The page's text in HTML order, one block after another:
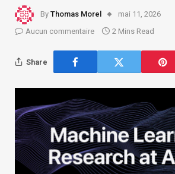
By Thomas Morel
mai 11, 2026
Aucun commentaire
2 Mins Read
Share